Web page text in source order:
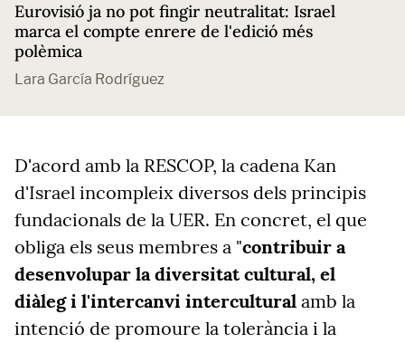
Eurovisió ja no pot fingir neutralitat: Israel
marca el compte enrere de l'edició més
polèmica
Lara García Rodríguez
D'acord amb la RESCOP, la cadena Kan
d'Israel incompleix diversos dels principis
fundacionals de la UER. En concret, el que
obliga els seus membres a "contribuir a
desenvolupar la diversitat cultural, el
diàleg i l'intercanvi intercultural amb la
intenció de promoure la tolerància i la